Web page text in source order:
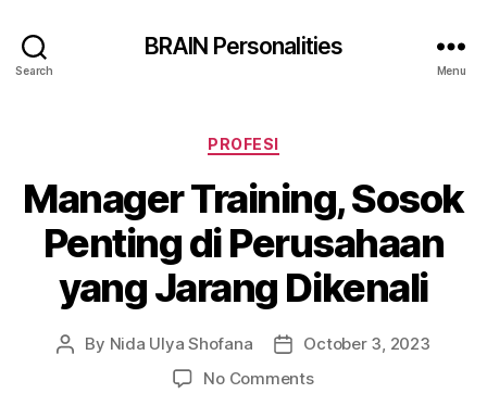
Search
BRAIN Personalities
Menu
Categories
PROFESI
Manager Training, Sosok
Penting di Perusahaan
yang Jarang Dikenali
Post
By Nida Ulya Shofana
PostOctober 3, 2023
No Commentson